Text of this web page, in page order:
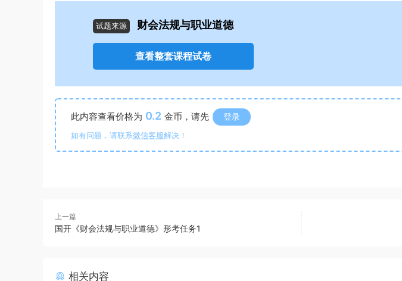
试题来源 财会法规与职业道德
查看整套课程试卷
此内容查看价格为 0.2 金币，请先 登录
如有问题，请联系微信客服解决！
上一篇
国开《财会法规与职业道德》形考任务1
相关内容